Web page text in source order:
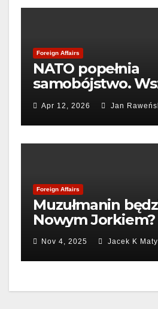
Foreign Affairs
NATO popełnia
samobójstwo.
możemy zrobić to
pogrzebać sojusz
Apr 12, 2026 Jan
Foreign Affairs
Muzułmanin
Nowym Jorkiem?
Nov 4, 2025 Jacek K